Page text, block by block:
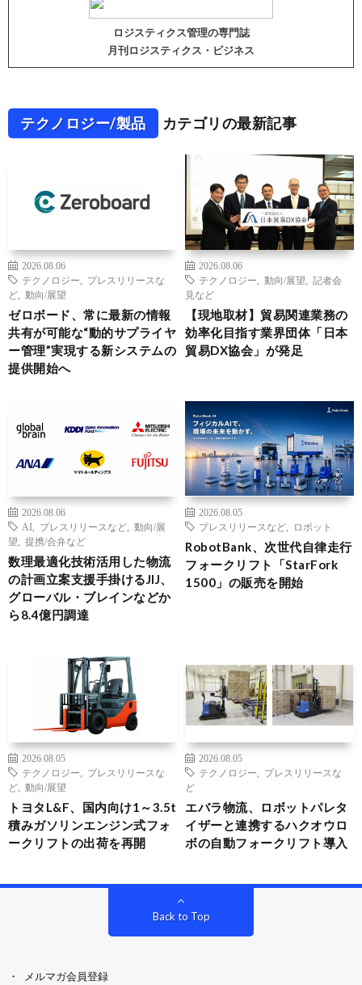
ロジスティクス管理の専門誌
月刊ロジスティクス・ビジネス
テクノロジー/製品 カテゴリの最新記事
2026.08.06
テクノロジー
プレスリリースな
ど
動向/展望
ゼロボード、常に最新の情報
共有が可能な“動的サプライヤ
ー管理”実現する新システムの
提供開始へ
2026.08.06
テクノロジー
動向/展望
記者会
見など
【現地取材】貿易関連業務の
効率化目指す業界団体「日本
貿易DX協会」が発足
2026.08.06
AI
プレスリリースなど
動向/展
望
提携/合弁など
数理最適化技術活用した物流
の計画立案支援手掛けるJIJ、
グローバル・ブレインなどか
ら8.4億円調達
2026.08.05
プレスリリースなど
ロボット
RobotBank、次世代自律走行
フォークリフト「StarFork
1500」の販売を開始
2026.08.05
テクノロジー
プレスリリースな
ど
動向/展望
トヨタL&F、国内向け1～3.5t
積みガソリンエンジン式フォ
ークリフトの出荷を再開
2026.08.05
テクノロジー
プレスリリースな
ど
エバラ物流、ロボットパレタ
イザーと連携するハクオウロ
ボの自動フォークリフト導入
Back to Top
メルマガ会員登録